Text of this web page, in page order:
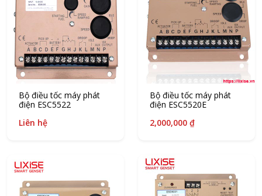
Bộ điều tốc máy phát
điện ESC5522
Liên hệ
Bộ điều tốc máy phát
điện ESC5520E
2,000,000 ₫